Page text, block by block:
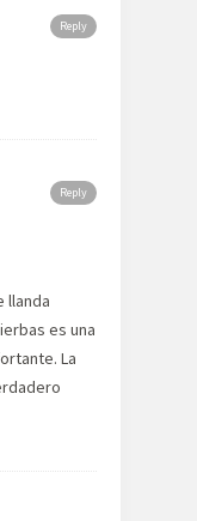
Reply
Reply
llanda
es una
La